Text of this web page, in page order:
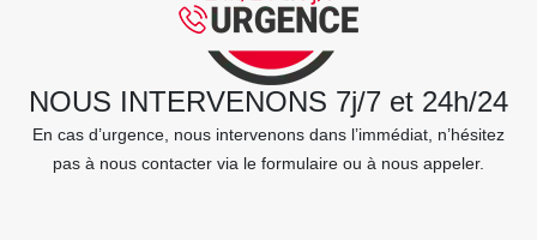
NOUS INTERVENONS 7j/7 et 24h/24
En cas d’urgence, nous intervenons dans l’immédiat, n’hésitez
pas à nous contacter via le formulaire ou à nous appeler.